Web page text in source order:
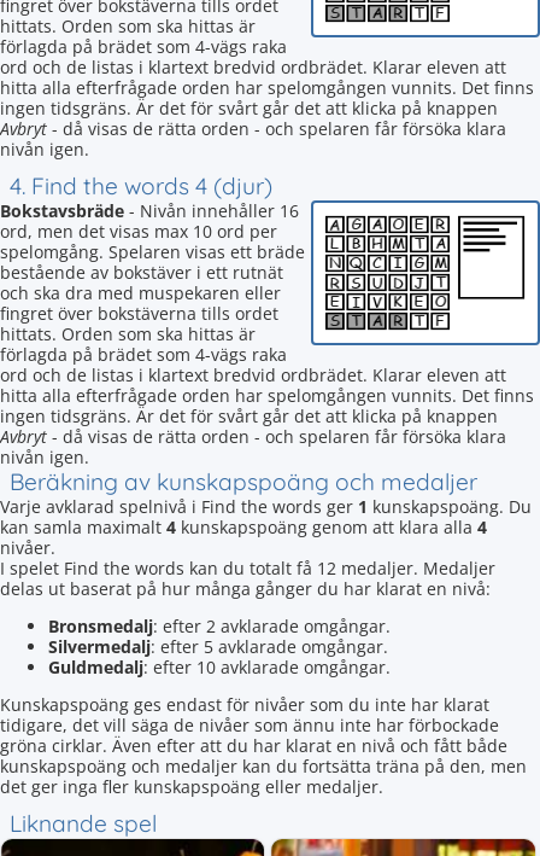
fingret över bokstäverna tills ordet
hittats. Orden som ska hittas är
förlagda på brädet som 4-vägs raka
ord och de listas i klartext bredvid ordbrädet. Klarar eleven att
hitta alla efterfrågade orden har spelomgången vunnits. Det finns
ingen tidsgräns. Är det för svårt går det att klicka på knappen
Avbryt - då visas de rätta orden - och spelaren får försöka klara
nivån igen.
4. Find the words 4 (djur)
Bokstavsbräde - Nivån innehåller 16
ord, men det visas max 10 ord per
spelomgång. Spelaren visas ett bräde
bestående av bokstäver i ett rutnät
och ska dra med muspekaren eller
fingret över bokstäverna tills ordet
hittats. Orden som ska hittas är
förlagda på brädet som 4-vägs raka
ord och de listas i klartext bredvid ordbrädet. Klarar eleven att
hitta alla efterfrågade orden har spelomgången vunnits. Det finns
ingen tidsgräns. Är det för svårt går det att klicka på knappen
Avbryt - då visas de rätta orden - och spelaren får försöka klara
nivån igen.
Beräkning av kunskapspoäng och medaljer
Varje avklarad spelnivå i Find the words ger 1 kunskapspoäng. Du
kan samla maximalt 4 kunskapspoäng genom att klara alla 4
nivåer.
I spelet Find the words kan du totalt få 12 medaljer. Medaljer
delas ut baserat på hur många gånger du har klarat en nivå:
Bronsmedalj: efter 2 avklarade omgångar.
Silvermedalj: efter 5 avklarade omgångar.
Guldmedalj: efter 10 avklarade omgångar.
Kunskapspoäng ges endast för nivåer som du inte har klarat
tidigare, det vill säga de nivåer som ännu inte har förbockade
gröna cirklar. Även efter att du har klarat en nivå och fått både
kunskapspoäng och medaljer kan du fortsätta träna på den, men
det ger inga fler kunskapspoäng eller medaljer.
Liknande spel